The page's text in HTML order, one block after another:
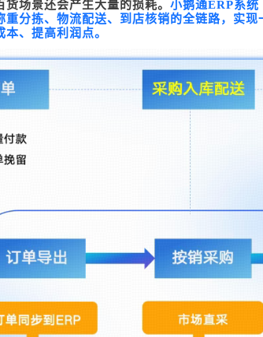
货场景还会产生大量的损耗。小鹅通ERP系统
重分拣、物流配送、到店核销的全链路，实现
本、提高利润点。